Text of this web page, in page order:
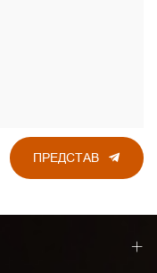
ПРЕДСТАВ